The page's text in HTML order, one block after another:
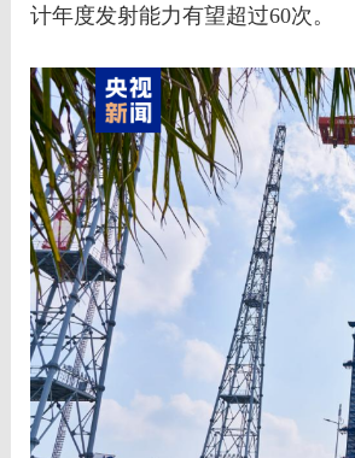
计年度发射能力有望超过60次。